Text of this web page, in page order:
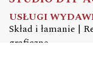
USŁUGI
Skład i łamanie |
graficzne